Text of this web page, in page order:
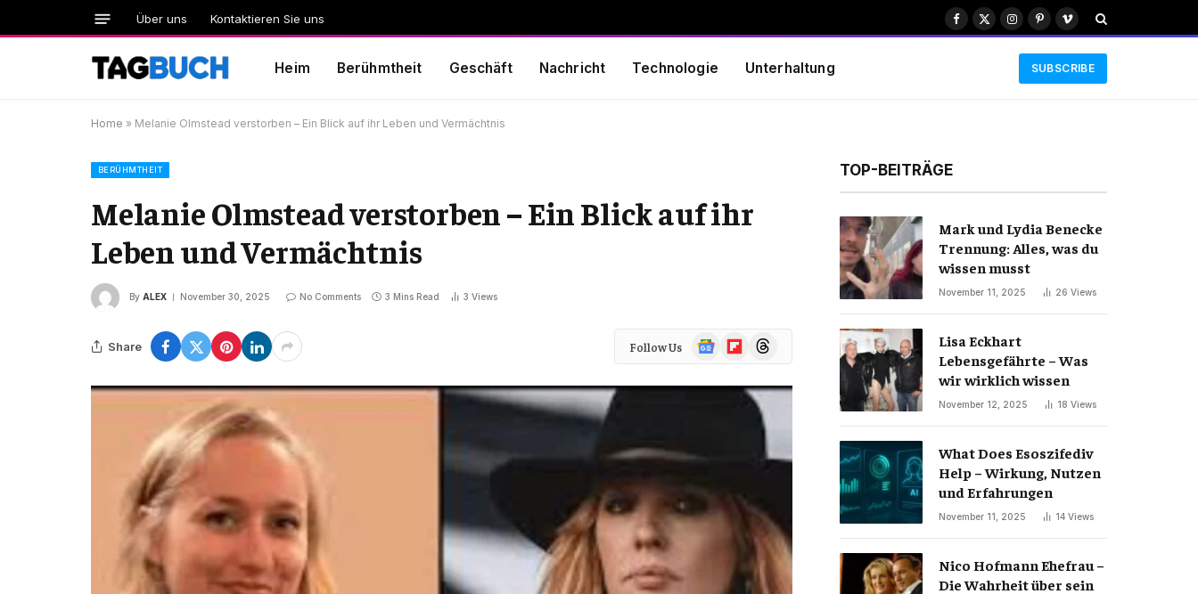
Über uns Kontaktieren Sie uns Facebook
X
Instagram
PinterestVimeo
Heim Berühmtheit Geschäft Nachricht Technologie Unterhaltung SUBSCRIBE
Home » Melanie Olmstead verstorben – Ein Blick auf ihr Leben und Vermächtnis
BERÜHMTHEIT
Melanie Olmstead verstorben – Ein Blick auf ihr
Leben und Vermächtnis
By ALEX November 30, 2025 No Comments 3 Mins Read 3 Views
Share Follow Us
Google
News
FlipboardThreads
TOP-BEITRÄGE
Mark und Lydia Benecke
Trennung: Alles, was du
wissen musst
November 11, 2025 26 Views
Lisa Eckhart
Lebensgefährte – Was
wir wirklich wissen
November 12, 2025 18 Views
What Does Esoszifediv
Help – Wirkung, Nutzen
und Erfahrungen
November 11, 2025 14 Views
Nico Hofmann Ehefrau –
Die Wahrheit über sein